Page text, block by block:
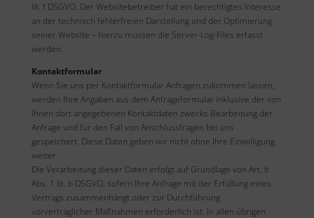
lit. f DSGVO. Der Websitebetreiber hat ein berechtigtes Interesse
an der technisch fehlerfreien Darstellung und der Optimierung
seiner Website – hierzu müssen die Server-Log-Files erfasst
werden.
Kontaktformular
Wenn Sie uns per Kontaktformular Anfragen zukommen lassen,
werden Ihre Angaben aus dem Anfrageformular inklusive der von
Ihnen dort angegebenen Kontaktdaten zwecks Bearbeitung der
Anfrage und für den Fall von Anschlussfragen bei uns
gespeichert. Diese Daten geben wir nicht ohne Ihre Einwilligung
weiter.
Die Verarbeitung dieser Daten erfolgt auf Grundlage von Art. 6
Abs. 1 lit. b DSGVO, sofern Ihre Anfrage mit der Erfüllung eines
Vertrags zusammenhängt oder zur Durchführung
vorvertraglicher Maßnahmen erforderlich ist. In allen übrigen